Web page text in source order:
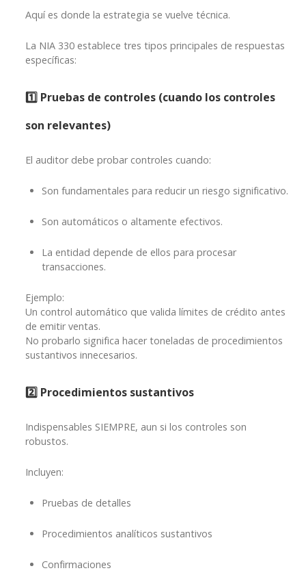
Aquí es donde la estrategia se vuelve técnica.
La NIA 330 establece tres tipos principales de respuestas
específicas:
1️⃣ Pruebas de controles (cuando los controles
son relevantes)
El auditor debe probar controles cuando:
Son fundamentales para reducir un riesgo significativo.
Son automáticos o altamente efectivos.
La entidad depende de ellos para procesar
transacciones.
Ejemplo:
Un control automático que valida límites de crédito antes
de emitir ventas.
No probarlo significa hacer toneladas de procedimientos
sustantivos innecesarios.
2️⃣ Procedimientos sustantivos
Indispensables SIEMPRE, aun si los controles son
robustos.
Incluyen:
Pruebas de detalles
Procedimientos analíticos sustantivos
Confirmaciones